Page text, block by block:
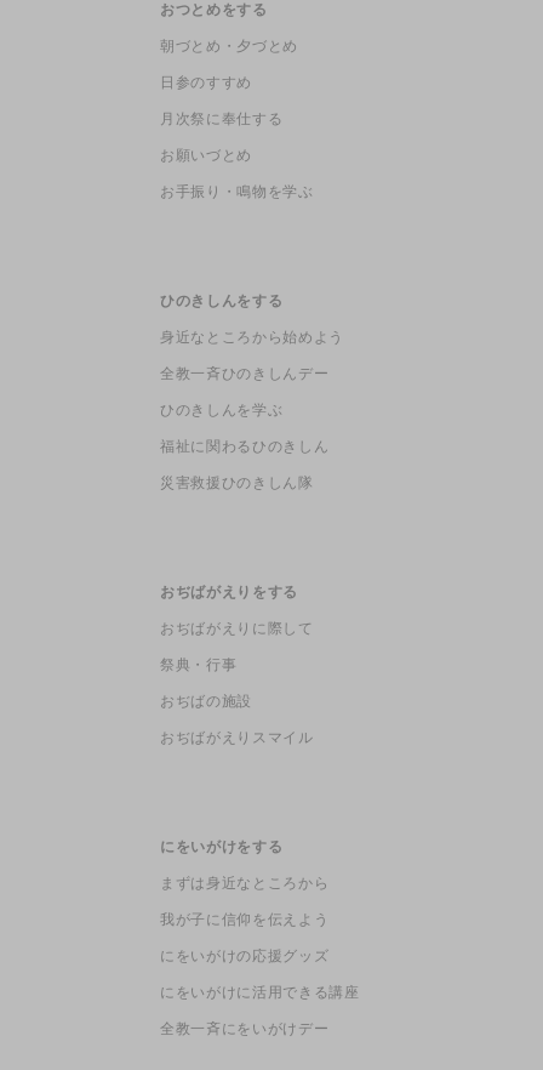
おつとめをする
朝づとめ・夕づとめ
日参のすすめ
月次祭に奉仕する
お願いづとめ
お手振り・鳴物を学ぶ
ひのきしんをする
身近なところから始めよう
全教一斉ひのきしんデー
ひのきしんを学ぶ
福祉に関わるひのきしん
災害救援ひのきしん隊
おぢばがえりをする
おぢばがえりに際して
祭典・行事
おぢばの施設
おぢばがえりスマイル
にをいがけをする
まずは身近なところから
我が子に信仰を伝えよう
にをいがけの応援グッズ
にをいがけに活用できる講座
全教一斉にをいがけデー